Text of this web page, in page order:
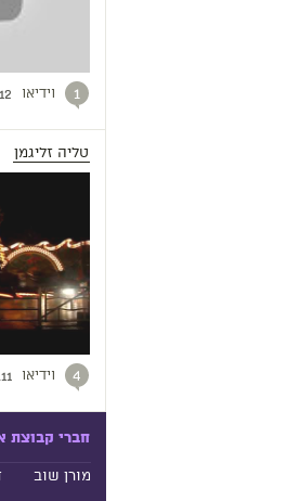
1 וידיאו
טליה זליגמן
4 וידיאו
חברי קבוצת
מורן שוב